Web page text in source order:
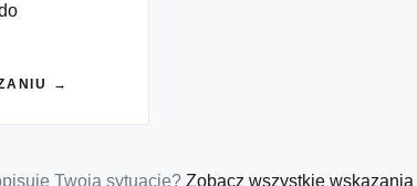
→
Twoją sytuację? Zobacz wszystkie wskazania